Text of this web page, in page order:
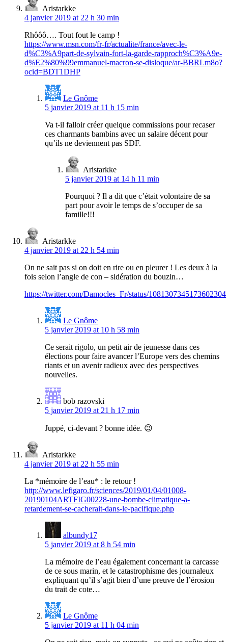
Aristarkke
4 janvier 2019 at 22 h 30 min
Rhôôô…. Tout fout le camp !
https://www.msn.com/fr-fr/actualite/france/avec-le-
d%C3%A9part-de-sylvain-fort-la-garde-rapproch%C3%A9e-
d%E2%80%99emmanuel-macron-se-disloque/ar-BBRLm8o?
ocid=BDT1DHP
Le Gnôme
5 janvier 2019 at 11 h 15 min
Va t-il falloir créer quelque commissions pour recaser
ces charmants bambins avec un salaire décent pour
qu’ils ne deviennent pas SDF.
Aristarkke
5 janvier 2019 at 14 h 11 min
Pourquoi ? Il a dit que c’était volontaire de sa
part pour avoir le temps de s’occuper de sa
famille!!!
Aristarkke
4 janvier 2019 at 22 h 54 min
On ne sait pas si on doit en rire ou en pleurer ! Les deux à la
fois selon l’angle de con – sidération du bouzin…
https://twitter.com/Damocles_Fr/status/1081307345173602304
Le Gnôme
5 janvier 2019 at 10 h 58 min
Ce serait rigolo, un petit air de jeunesse dans ces
élections pour faire avancer l’Europe vers des chemins
riants et un avenir radieux avec des perspectives
nouvelles.
bob razovski
5 janvier 2019 at 21 h 17 min
Juppé, ci-devant ? bonne idée. 😉
Aristarkke
4 janvier 2019 at 22 h 55 min
La *mémoire de l’eau* : le retour !
http://www.lefigaro.fr/sciences/2019/01/04/01008-
20190104ARTFIG00228-une-bombe-climatique-a-
retardement-se-cacherait-dans-le-pacifique.php
albundy17
5 janvier 2019 at 8 h 54 min
La mémoire de l’eau également concernant la carcasse
de ce sous marin, et le catastrophisme des journaleux
expliquant qu’il s’agit bien d’une preuve de l’érosion
du trait de cote…
Le Gnôme
5 janvier 2019 at 11 h 04 min